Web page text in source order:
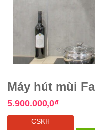
Máy hút mùi
5.900.000,0₫
CSKH